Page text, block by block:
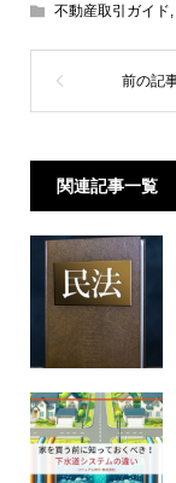
不動産取引ガイド
関連記事一覧